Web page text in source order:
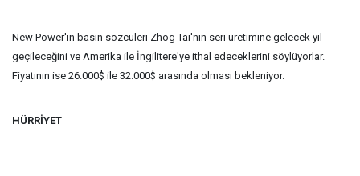
New Power'ın basın sözcüleri Zhog Tai'nin seri üretimine gelecek yıl
geçileceğini ve Amerika ile İngilitere'ye ithal edeceklerini söylüyorlar.
Fiyatının ise 26.000$ ile 32.000$ arasında olması bekleniyor.
HÜRRİYET